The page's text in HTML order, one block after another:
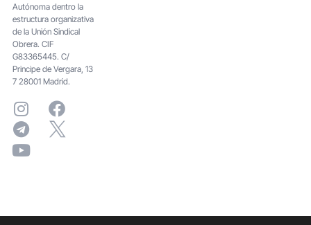
Autónoma dentro la
estructura organizativa
de la Unión Sindical
Obrera. CIF
G83365445. C/
Principe de Vergara, 13
7 28001 Madrid.